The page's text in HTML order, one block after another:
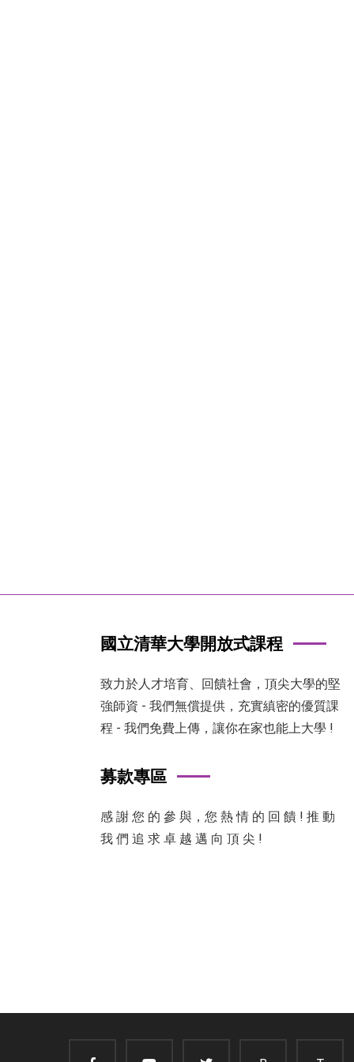
國立清華大學開放式課程
致力於人才培育、回饋社會，頂尖大學的堅
強師資 - 我們無償提供，充實縝密的優質課
程 - 我們免費上傳，讓你在家也能上大學 !
募款專區
感 謝 您 的 參 與，您 熱 情 的 回 饋 ! 推 動
我 們 追 求 卓 越 邁 向 頂 尖 !